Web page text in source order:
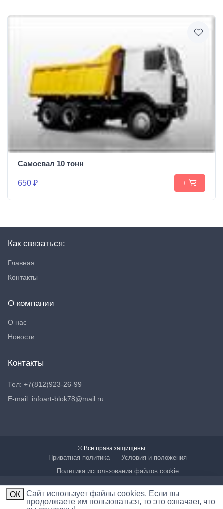
Самосвал 10 тонн
650 ₽ +
Как связаться:
Главная
Контакты
О компании
О нас
Новости
Контакты
Тел: +7(812)923-26-99
E-mail: infoart-blok78@mail.ru
© Все права защищены
Приватная политика
Условия и положения
Политика использования файлов cookie
ОК
Cайт использует файлы cookies. Если вы
продолжаете им пользоваться, то это означает, что